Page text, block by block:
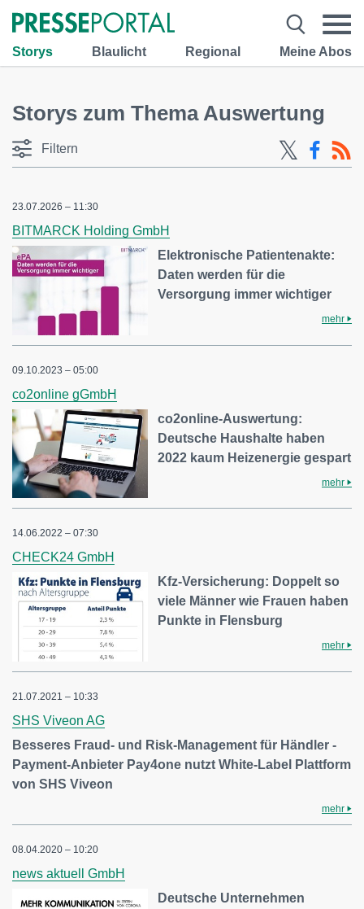
Storys Blaulicht Regional Meine Abos
Storys zum Thema Auswertung
Filtern
23.07.2026 – 11:30
BITMARCK Holding GmbH
Elektronische Patientenakte:
Daten werden für die
Versorgung immer wichtiger
mehr
09.10.2023 – 05:00
co2online gGmbH
co2online-Auswertung:
Deutsche Haushalte haben
2022 kaum Heizenergie gespart
mehr
14.06.2022 – 07:30
CHECK24 GmbH
Kfz-Versicherung: Doppelt so
viele Männer wie Frauen haben
Punkte in Flensburg
mehr
21.07.2021 – 10:33
SHS Viveon AG
Besseres Fraud- und Risk-Management für Händler -
Payment-Anbieter Pay4one nutzt White-Label Plattform
von SHS Viveon
mehr
08.04.2020 – 10:20
news aktuell GmbH
Deutsche Unternehmen